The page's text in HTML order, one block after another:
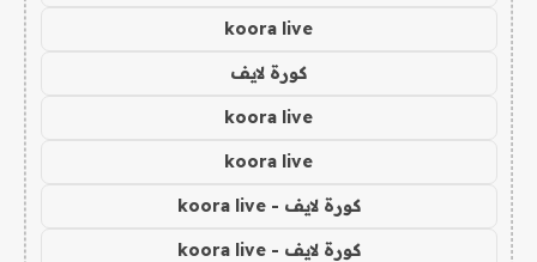
koora live
كورة لايف
koora live
koora live
كورة لايف - koora live
كورة لايف - koora live